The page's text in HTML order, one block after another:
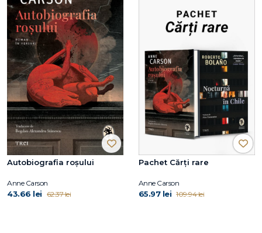
Autobiografia roșului
Anne Carson
43.66 lei 62.37 lei
Pachet Cărți rare
Anne Carson
65.97 lei 109.94 lei